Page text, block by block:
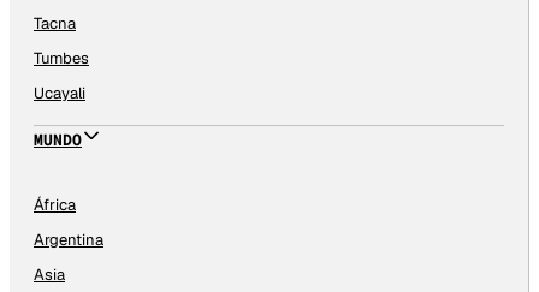
Tacna
Tumbes
Ucayali
MUNDO
África
Argentina
Asia